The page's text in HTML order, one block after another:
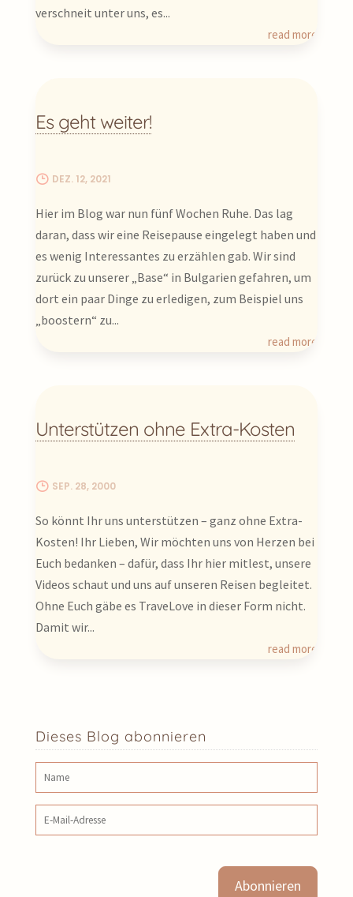
verschneit unter uns, es...
read more
Es geht weiter!
DEZ. 12, 2021
Hier im Blog war nun fünf Wochen Ruhe. Das lag
daran, dass wir eine Reisepause eingelegt haben und
es wenig Interessantes zu erzählen gab. Wir sind
zurück zu unserer „Base“ in Bulgarien gefahren, um
dort ein paar Dinge zu erledigen, zum Beispiel uns
„boostern“ zu...
read more
Unterstützen ohne Extra-Kosten
SEP. 28, 2000
So könnt Ihr uns unterstützen – ganz ohne Extra-
Kosten! Ihr Lieben, Wir möchten uns von Herzen bei
Euch bedanken – dafür, dass Ihr hier mitlest, unsere
Videos schaut und uns auf unseren Reisen begleitet.
Ohne Euch gäbe es TraveLove in dieser Form nicht.
Damit wir...
read more
Dieses Blog abonnieren